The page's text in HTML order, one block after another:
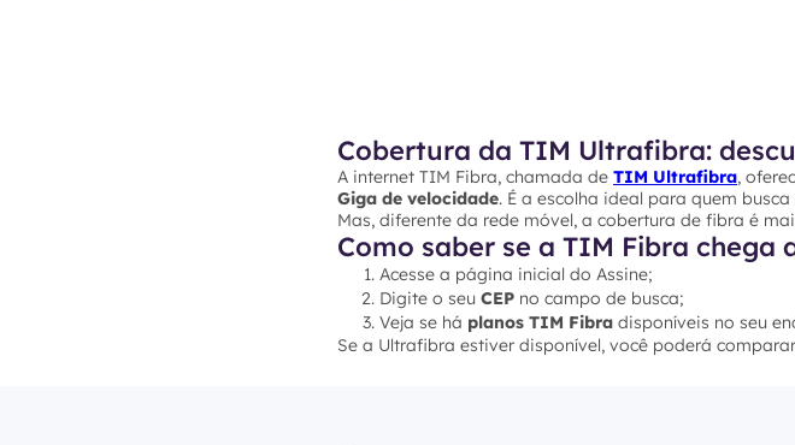
Cobertura da TIM Ultrafibra:
A internet TIM Fibra, chamada de TIM Ultrafibra,
Giga de velocidade. É a escolha ideal para quem
Mas, diferente da rede móvel, a cobertura de fibra é
Como saber se a TIM Fibra chega
Acesse a página inicial do Assine;
Digite o seu CEP no campo de busca;
Veja se há planos TIM Fibra disponíveis no seu
Se a Ultrafibra estiver disponível, você poderá